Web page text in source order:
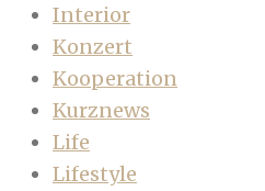
Interior
Konzert
Kooperation
Kurznews
Life
Lifestyle